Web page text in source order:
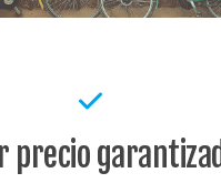
precio